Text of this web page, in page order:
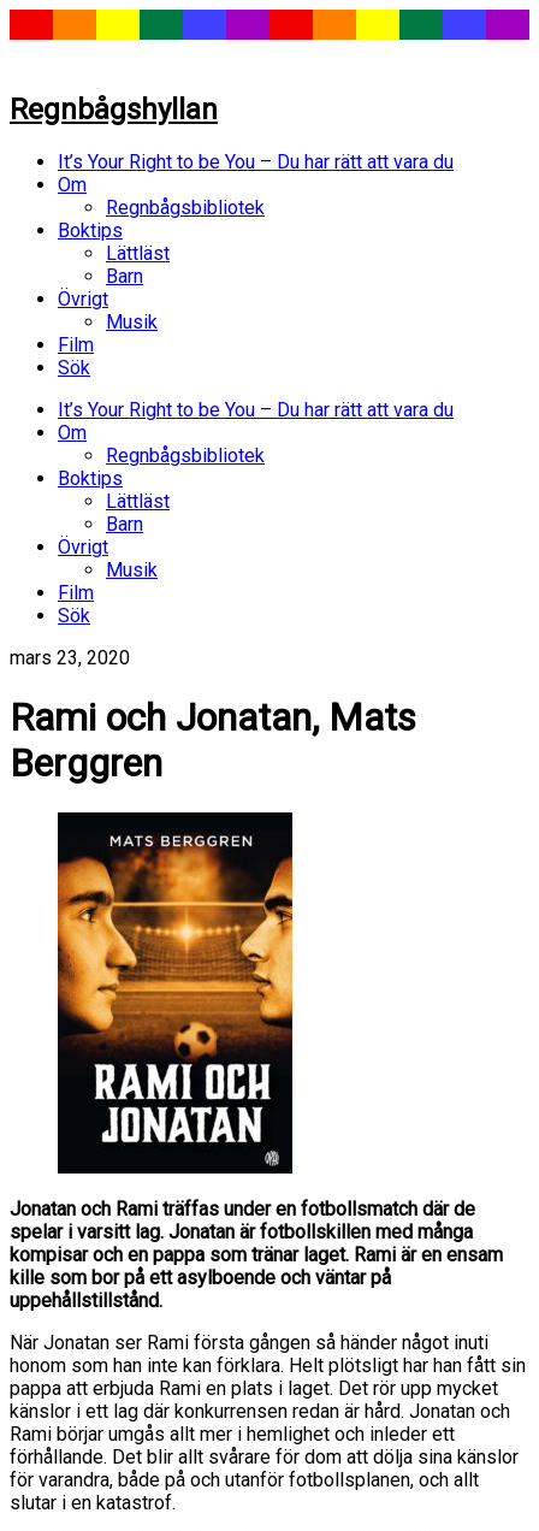
Regnbågshyllan
It’s Your Right to be You – Du har rätt att vara du
Om
Regnbågsbibliotek
Boktips
Lättläst
Barn
Övrigt
Musik
Film
Sök
It’s Your Right to be You – Du har rätt att vara du
Om
Regnbågsbibliotek
Boktips
Lättläst
Barn
Övrigt
Musik
Film
Sök
mars 23, 2020
Rami och Jonatan, Mats
Berggren
Jonatan och Rami träffas under en fotbollsmatch där de
spelar i varsitt lag. Jonatan är fotbollskillen med många
kompisar och en pappa som tränar laget. Rami är en ensam
kille som bor på ett asylboende och väntar på
uppehållstillstånd.
När Jonatan ser Rami första gången så händer något inuti
honom som han inte kan förklara. Helt plötsligt har han fått sin
pappa att erbjuda Rami en plats i laget. Det rör upp mycket
känslor i ett lag där konkurrensen redan är hård. Jonatan och
Rami börjar umgås allt mer i hemlighet och inleder ett
förhållande. Det blir allt svårare för dom att dölja sina känslor
för varandra, både på och utanför fotbollsplanen, och allt
slutar i en katastrof.